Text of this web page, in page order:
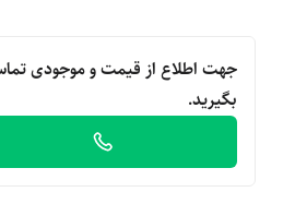
جهت اطلاع از قیمت و موجودی
بگیرید.